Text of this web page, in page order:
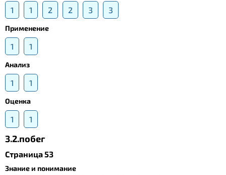
1 1 2 2 3 3
Применение
1 1
Анализ
1 1
Оценка
1 1
3.2.побег
Страница 53
Знание и понимание